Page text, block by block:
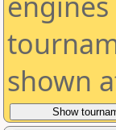
shown